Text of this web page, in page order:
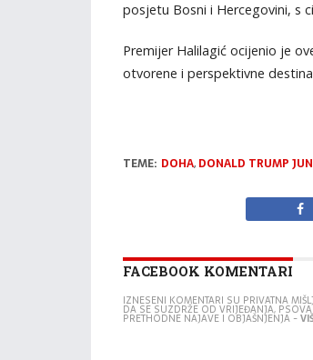
posjetu Bosni i Hercegovini, s
Premijer Halilagić ocijenio je
otvorene i perspektivne
TEME: DOHA, DONALD TRUMP
FACEBOOK KOMENTARI
IZNESENI KOMENTARI SU PRIVATNA
DA SE SUZDRŽE OD VRIJEĐANJA,
PRETHODNE NAJAVE I OBJAŠNJENJA -